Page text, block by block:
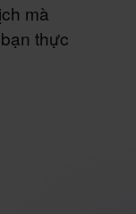
mà
thực